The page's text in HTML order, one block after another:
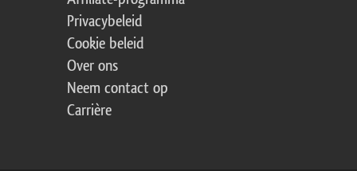
Privacybeleid
Cookie beleid
Over ons
Neem contact op
Carrière